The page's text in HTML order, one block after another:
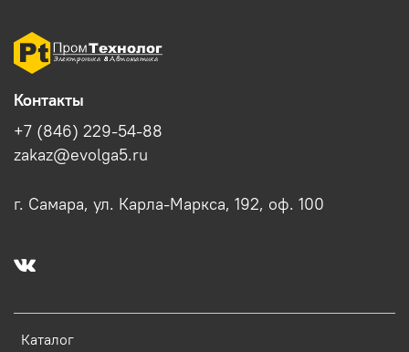
Каталог
Контакты
+7 (846) 229-54-88
zakaz@evolga5.ru
г. Самара, ул. Карла-Маркса, 192, оф. 100